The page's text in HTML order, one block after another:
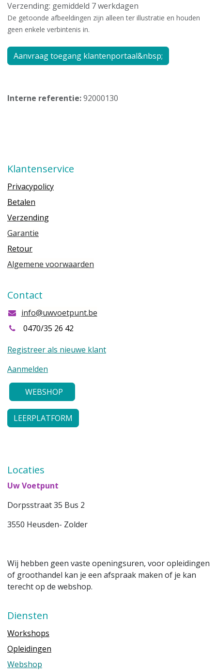
Verzending: gemiddeld 7 werkdagen
De getoonde afbeeldingen zijn alleen ter illustratie en houden
geen enkele verbintenis in.
Aanvraag toegang klantenportaal&nbsp;
Interne referentie:92000130
Klantenservice
Privacypolicy
Betalen
Verzending
Garantie
Retour
Algemene voorwaarden
Contact
info@uwvoetpunt.be
0470/35 26 42
Registreer als nieuwe klant
Aanmelden
WEBSHOP
LEERPLATFORM
Locaties
Uw Voetpunt
Dorpsstraat 35 Bus 2
3550 Heusden- Zolder
Wij hebben geen vaste openingsuren, voor opleidingen
of groothandel kan je een afspraak maken of je kan
terecht op de webshop.
Diensten
Workshops
Opleidingen
Webshop